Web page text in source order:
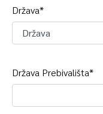
Država*
Država Prebivališta*